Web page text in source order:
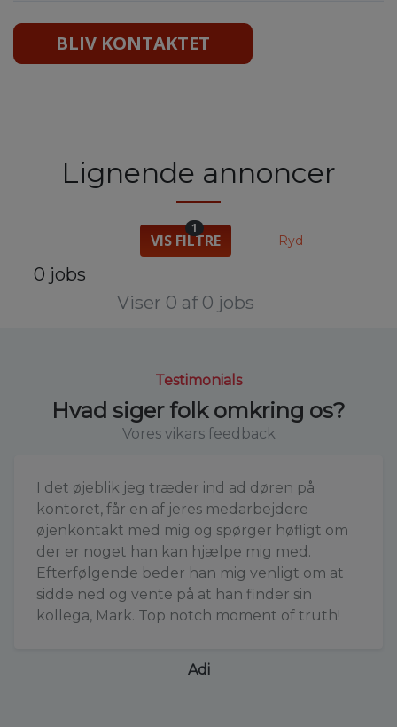
BLIV KONTAKTET
Lignende annoncer
VIS FILTRE
1
Ryd
0 jobs
Viser 0 af 0 jobs
Testimonials
Hvad siger folk omkring os?
Vores vikars feedback
I det øjeblik jeg træder ind ad døren på
kontoret, får en af jeres medarbejdere
øjenkontakt med mig og spørger høfligt om
der er noget han kan hjælpe mig med.
Efterfølgende beder han mig venligt om at
sidde ned og vente på at han finder sin
kollega, Mark. Top notch moment of truth!
Adi